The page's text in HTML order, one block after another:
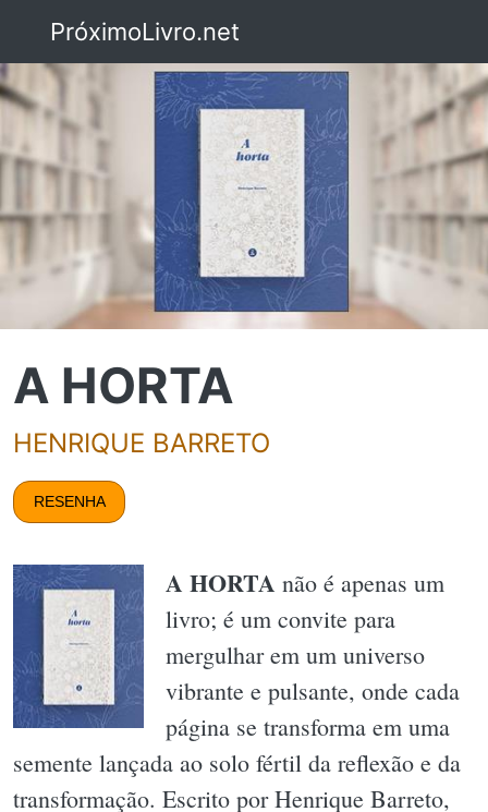
PróximoLivro.net
A HORTA
HENRIQUE BARRETO
RESENHA
A HORTA não é apenas um
livro; é um convite para
mergulhar em um universo
vibrante e pulsante, onde cada
página se transforma em uma
semente lançada ao solo fértil da reflexão e da
transformação. Escrito por Henrique Barreto,